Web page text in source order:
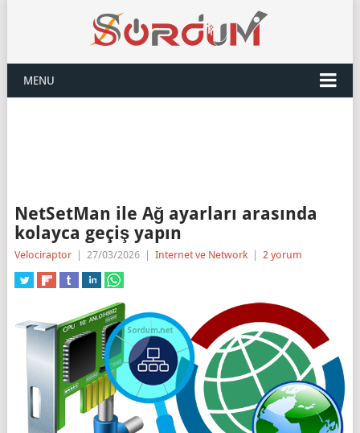
MENU
NetSetMan ile Ağ ayarları arasında
kolayca geçiş yapın
Velociraptor 27/03/2026 Internet ve Network 2 yorum